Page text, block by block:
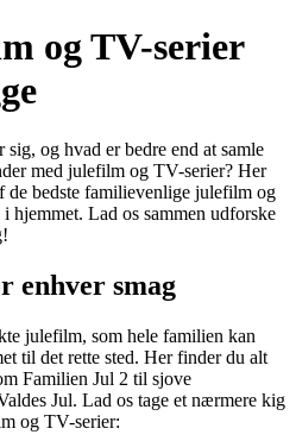
og TV-serier
og hvad er bedre end at samle
med julefilm og TV-serier? Her
de bedste familievenlige julefilm og
hjemmet. Lad os sammen udforske
enhver smag
julefilm, som hele familien kan
til det rette sted. Her finder du alt
Familien Jul 2 til sjove
Jul. Lad os tage et nærmere kig
og TV-serier: